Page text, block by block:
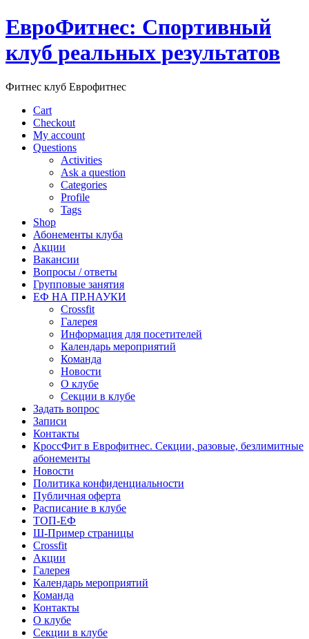
ЕвроФитнес: Спортивный
клуб реальных результатов
Фитнес клуб Еврофитнес
Cart
Checkout
My account
Questions
Activities
Ask a question
Categories
Profile
Tags
Shop
Абонементы клуба
Акции
Вакансии
Вопросы / ответы
Групповые занятия
ЕФ НА ПР.НАУКИ
Crossfit
Галерея
Информация для посетителей
Календарь мероприятий
Команда
Новости
О клубе
Секции в клубе
Задать вопрос
Записи
Контакты
КроссФит в Еврофитнес. Секции, разовые, безлимитные
абонементы
Новости
Политика конфиденциальности
Публичная оферта
Расписание в клубе
ТОП-ЕФ
Ш-Пример страницы
Crossfit
Акции
Галерея
Календарь мероприятий
Команда
Контакты
О клубе
Секции в клубе